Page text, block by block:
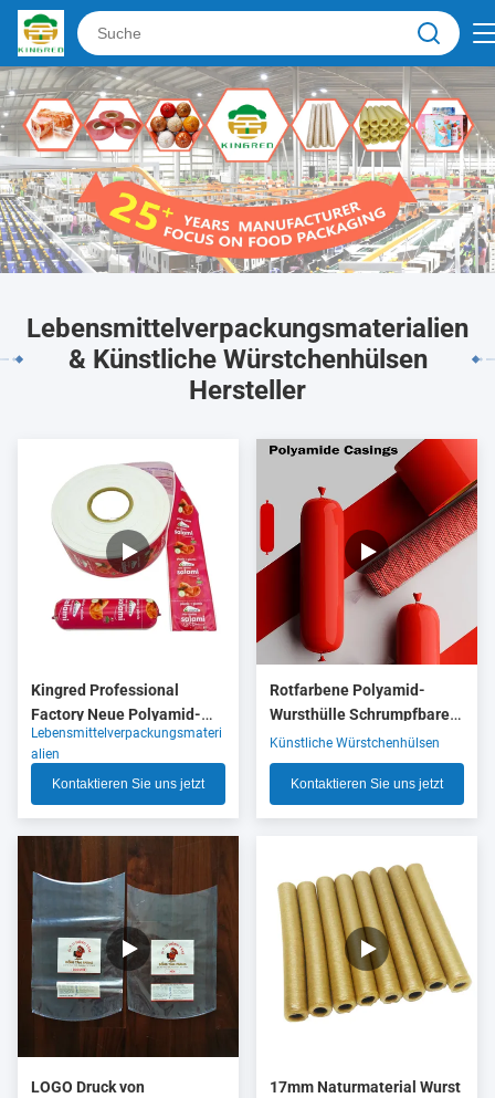
Lebensmittelverpackungsmaterialien
& Künstliche Würstchenhülsen
Hersteller
Kingred Professional
Factory Neue Polyamid-
Wurstgehäuse Kunststoff
für Lebensmittel OEM
Lebensmittelverpackungsmateri
alien
Kontaktieren Sie uns jetzt
Rotfarbene Polyamid-
Wursthülle Schrumpfbare
Nylonhülle mit 5 Schichten
Co-Extrusion für
Fleischwurstverpackungen
Künstliche Würstchenhülsen
Kontaktieren Sie uns jetzt
LOGO Druck von
17mm Naturmaterial Wurst